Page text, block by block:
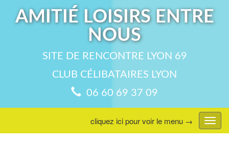
AMITIÉ LOISIRS ENTRE
NOUS
SITE DE RENCONTRE LYON 69
CLUB CÉLIBATAIRES LYON
06 60 69 37 09
menu
cliquez ici pour voir le menu →